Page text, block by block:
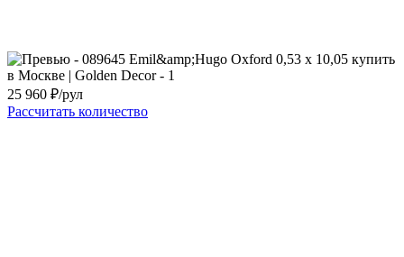
25 960 ₽/рул
Рассчитать количество